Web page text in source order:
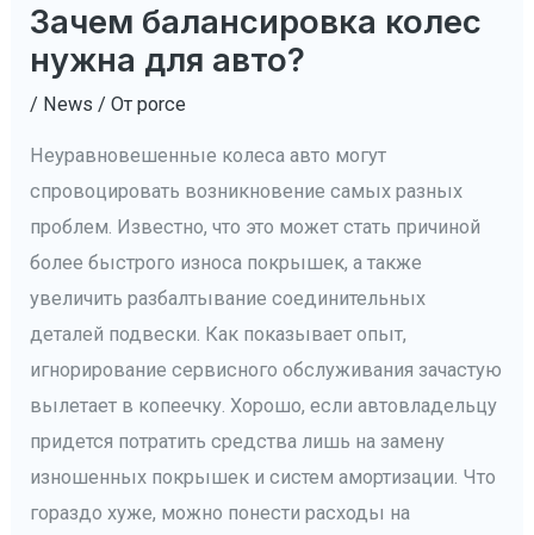
Зачем балансировка колес
нужна для авто?
/ News / От porce
Неуравновешенные колеса авто могут
спровоцировать возникновение самых разных
проблем. Известно, что это может стать причиной
более быстрого износа покрышек, а также
увеличить разбалтывание соединительных
деталей подвески. Как показывает опыт,
игнорирование сервисного обслуживания зачастую
вылетает в копеечку. Хорошо, если автовладельцу
придется потратить средства лишь на замену
изношенных покрышек и систем амортизации. Что
гораздо хуже, можно понести расходы на